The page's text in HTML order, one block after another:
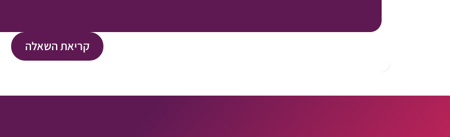
קריאת השאלה